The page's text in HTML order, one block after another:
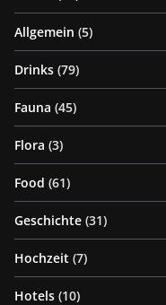
Allgemein (5)
Drinks (79)
Fauna (45)
Flora (3)
Food (61)
Geschichte (31)
Hochzeit (7)
Hotels (10)